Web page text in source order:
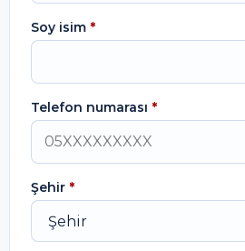
Soy isim *
Telefon numarası *
Şehir *